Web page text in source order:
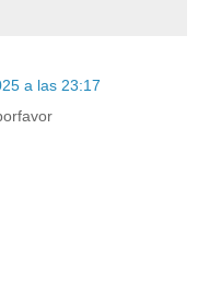
a las 23:17